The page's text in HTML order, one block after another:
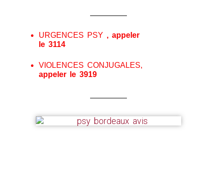
URGENCES PSY , appeler
le 3114
VIOLENCES CONJUGALES,
appeler le 3919